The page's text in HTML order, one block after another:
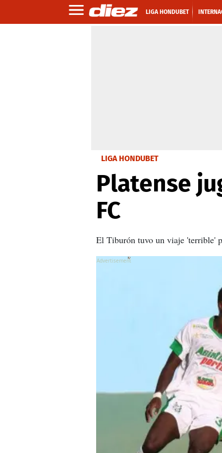
LIGA HONDUBET
LIGA HONDUBET
Platense
FC
El Tiburón tuvo un viaje 'terrible'
X